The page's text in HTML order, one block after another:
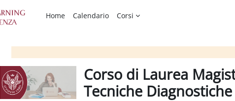
Home
Calendario Corsi
Corso di Laurea
Tecniche